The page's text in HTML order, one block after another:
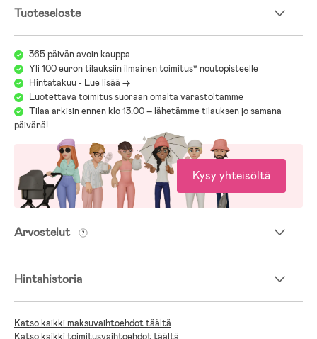
Tuoteseloste
365 päivän avoin kauppa
Yli 100 euron tilauksiin ilmainen toimitus* noutopisteelle
Hintatakuu - Lue lisää ->
Luotettava toimitus suoraan omalta varastoltamme
Tilaa arkisin ennen klo 13.00 – lähetämme tilauksen jo samana
päivänä!
Kysy yhteisöltä
Arvostelut
Hintahistoria
Katso kaikki maksuvaihtoehdot täältä
Katso kaikki toimitusvaihtoehdot täältä